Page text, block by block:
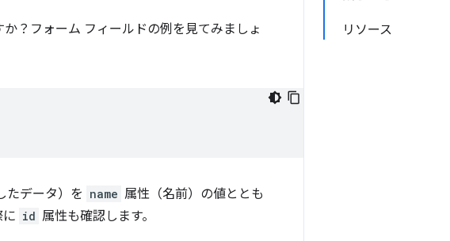
リソース
？フォーム フィールドの例を見てみましょ
たデータ）を name 属性（名前）の値ととも
id 属性も確認します。